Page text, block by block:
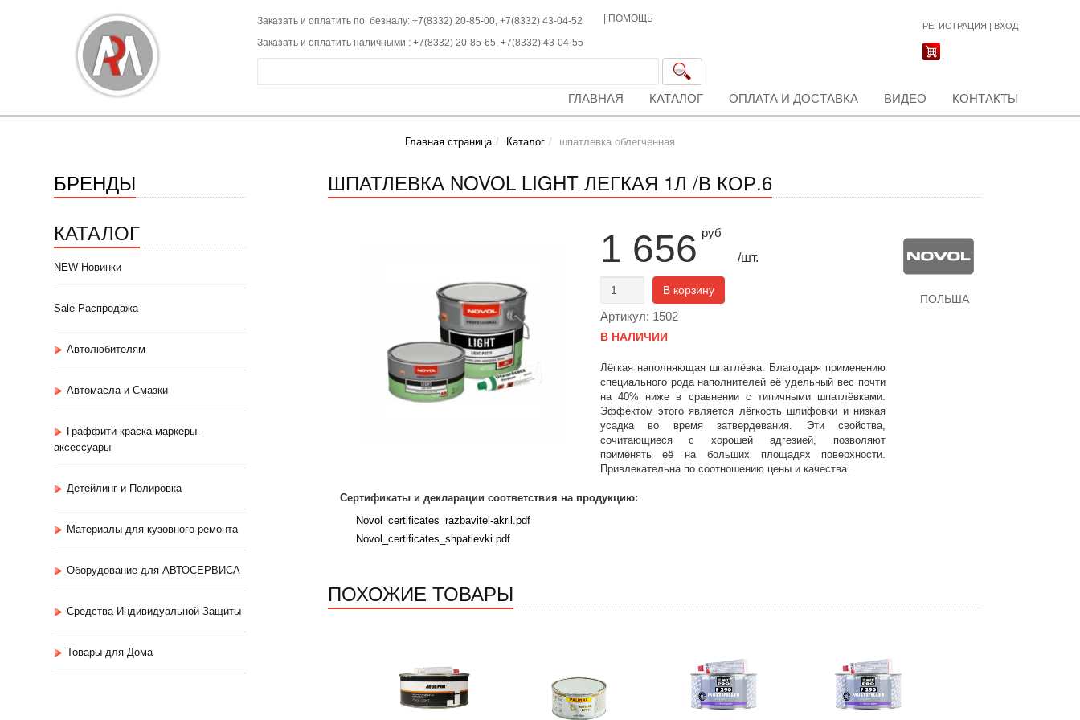
Заказать и оплатить по безналу: +7(8332) 20-85-00, +7(8332) 43-04-52
Заказать и оплатить наличными : +7(8332) 20-85-65, +7(8332) 43-04-55
ПОМОЩЬ
РЕГИСТРАЦИЯ | ВХОД
ГЛАВНАЯ КАТАЛОГ ОПЛАТА И ДОСТАВКА ВИДЕО КОНТАКТЫ
Главная страница Каталог шпатлевка облегченная
БРЕНДЫ
КАТАЛОГ
NEW Новинки
Sale Распродажа
Автолюбителям
Автомасла и Смазки
Граффити краска-маркеры-
аксессуары
Детейлинг и Полировка
Материалы для кузовного ремонта
Оборудование для АВТОСЕРВИСА
Средства Индивидуальной Защиты
Товары для Дома
ШПАТЛЕВКА NOVOL LIGHT ЛЕГКАЯ 1Л /В КОР.6
1 656 руб
/шт.
В корзину
Артикул: 1502
В НАЛИЧИИ
Лёгкая наполняющая шпатлёвка. Благодаря применению
специального рода наполнителей её удельный вес почти
на 40% ниже в сравнении с типичными шпатлёвками.
Эффектом этого является лёгкость шлифовки и низкая
усадка во время затвердевания. Эти свойства,
сочитающиеся с хорошей адгезией, позволяют
применять её на больших площадях поверхности.
Привлекательна по соотношению цены и качества.
ПОЛЬША
Сертификаты и декларации соответствия на продукцию:
Novol_certificates_razbavitel-akril.pdf
Novol_certificates_shpatlevki.pdf
ПОХОЖИЕ ТОВАРЫ